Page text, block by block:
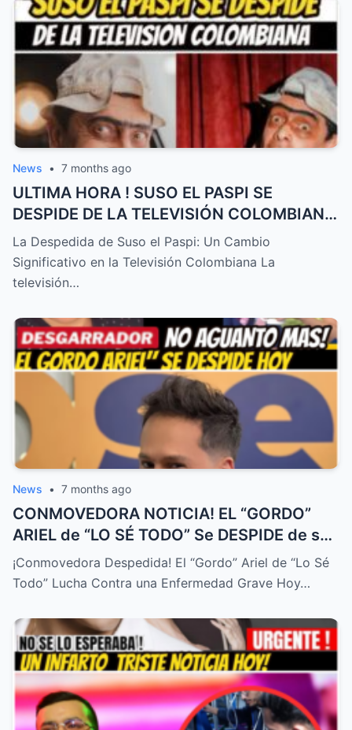
News • 7 months ago
ULTIMA HORA ! SUSO EL PASPI SE
DESPIDE DE LA TELEVISIÓN COLOMBIANA
! TRISTE NOTICIA HOY – HTT
La Despedida de Suso el Paspi: Un Cambio
Significativo en la Televisión Colombiana La
televisión…
News • 7 months ago
CONMOVEDORA NOTICIA! EL “GORDO”
ARIEL de “LO SÉ TODO” Se DESPIDE de su
FAMILIA HOY! DURA ENFERMEDAD! – HTT
¡Conmovedora Despedida! El “Gordo” Ariel de “Lo Sé
Todo” Lucha Contra una Enfermedad Grave Hoy…